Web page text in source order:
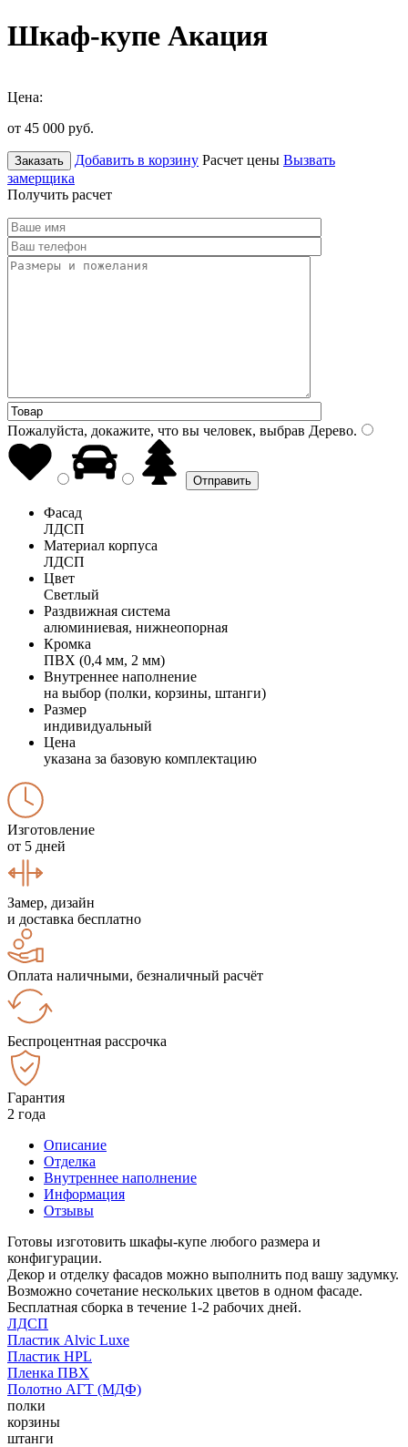
Шкаф-купе Акация
Цена:
от 45 000 руб.
Заказать Добавить в корзину Расчет цены Вызвать
замерщика
Получить расчет
Пожалуйста, докажите, что вы человек, выбрав Дерево.
Фасад
ЛДСП
Материал корпуса
ЛДСП
Цвет
Светлый
Раздвижная система
алюминиевая, нижнеопорная
Кромка
ПВХ (0,4 мм, 2 мм)
Внутреннее наполнение
на выбор (полки, корзины, штанги)
Размер
индивидуальный
Цена
указана за базовую комплектацию
Изготовление
от 5 дней
Замер, дизайн
и доставка бесплатно
Оплата наличными, безналичный расчёт
Беспроцентная рассрочка
Гарантия
2 года
Описание
Отделка
Внутреннее наполнение
Информация
Отзывы
Готовы изготовить шкафы-купе любого размера и
конфигурации.
Декор и отделку фасадов можно выполнить под вашу задумку.
Возможно сочетание нескольких цветов в одном фасаде.
Бесплатная сборка в течение 1-2 рабочих дней.
ЛДСП
Пластик Alvic Luxe
Пластик HPL
Пленка ПВХ
Полотно АГТ (МДФ)
полки
корзины
штанги